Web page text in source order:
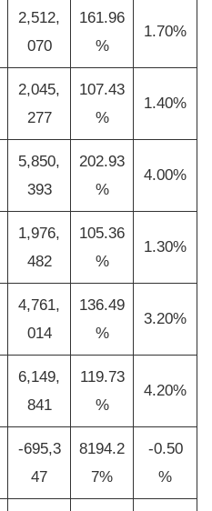
2,512,
070
161.96
%
1.70%
2,045,
277
107.43
%
1.40%
5,850,
393
202.93
%
4.00%
1,976,
482
105.36
%
1.30%
4,761,
014
136.49
%
3.20%
6,149,
841
119.73
%
4.20%
-695,3
47
8194.2
7%
-0.50
%